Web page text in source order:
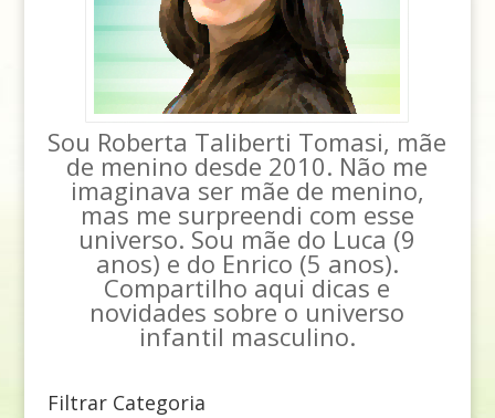
Sou Roberta Taliberti Tomasi, mãe
de menino desde 2010. Não me
imaginava ser mãe de menino,
mas me surpreendi com esse
universo. Sou mãe do Luca (9
anos) e do Enrico (5 anos).
Compartilho aqui dicas e
novidades sobre o universo
infantil masculino.
Filtrar Categoria